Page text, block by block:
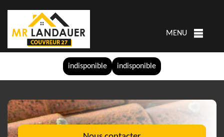
indisponible indisponible
MENU